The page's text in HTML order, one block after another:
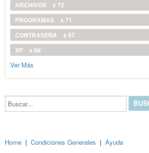
ARCHIVOS
x 72
PROGRAMAS
x 71
CONTRASEÑA
x 67
XP
x 66
Ver Más
Buscar...
Home | Condiciones Generales | Ayuda